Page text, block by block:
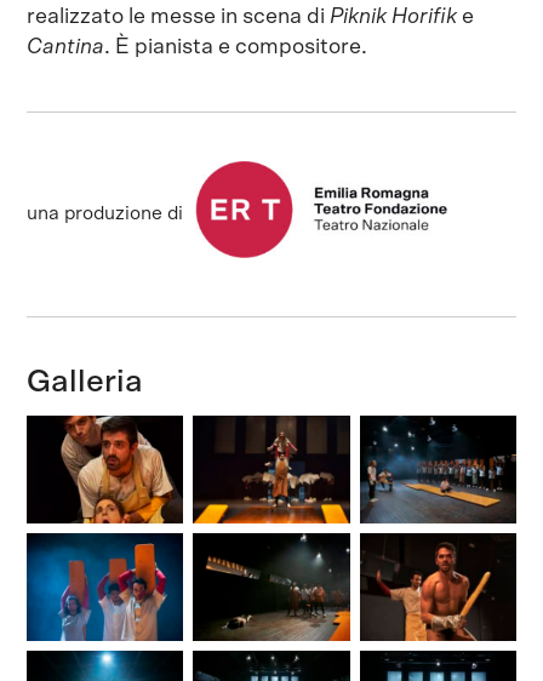
realizzato le messe in scena di Piknik Horifike
Cantina. È pianista e compositore.
una produzione di
Galleria